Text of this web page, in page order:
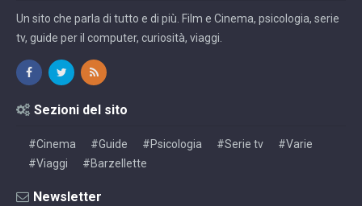
Un sito che parla di tutto e di più. Film e Cinema, psicologia, serie
tv, guide per il computer, curiosità, viaggi.
Sezioni del sito
#Cinema #Guide #Psicologia #Serie tv
#Varie
#Viaggi
#Barzellette
Newsletter